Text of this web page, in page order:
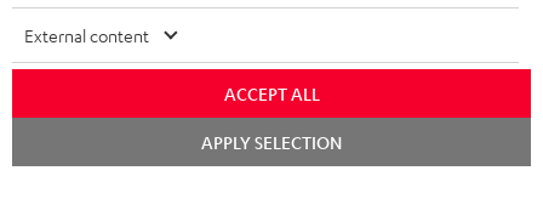
FANSHOP
NEUHEITEN
ITALIEN
WEITERE LÄNDER
Datenschutz Daten-Einstellungen
External content
ACCEPT ALL
APPLY SELECTION